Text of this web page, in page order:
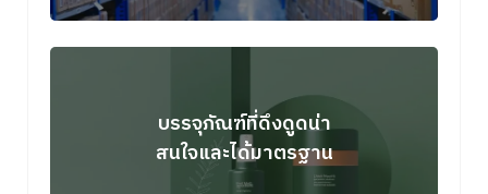
บรรจุภัณฑ์ที่ดึงดูดน่า
สนใจและได้มาตรฐาน